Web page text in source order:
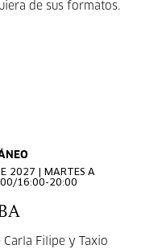
de sus formatos.
2027 | MARTES A
16:00-20:00
Filipe y Taxio